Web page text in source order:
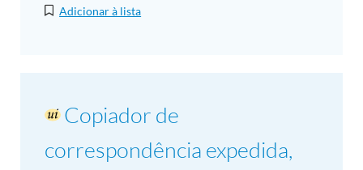
Adicionar à lista
Copiador de
correspondência expedida,